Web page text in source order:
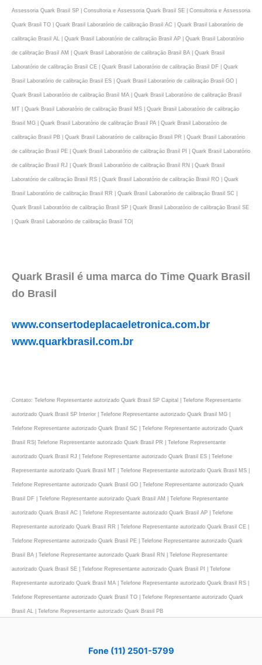
Assessoria Quark Brasil SP | Consultoria e Assessoria Quark Brasil SE | Consultoria e Assessoria
Quark Brasil TO | Quark Brasil Laboratório de calibraçāo Brasil AC | Quark Brasil Laboratório de
calibraçāo Brasil AL | Quark Brasil Laboratório de calibraçāo Brasil AP | Quark Brasil Laboratório
de calibraçāo Brasil AM | Quark Brasil Laboratório de calibraçāo Brasil BA | Quark Brasil
Laboratório de calibraçāo Brasil CE | Quark Brasil Laboratório de calibraçāo Brasil DF | Quark
Brasil Laboratório de calibraçāo Brasil ES | Quark Brasil Laboratório de calibraçāo Brasil GO |
Quark Brasil Laboratório de calibraçāo Brasil MA | Quark Brasil Laboratório de calibraçāo Brasil
MT | Quark Brasil Laboratório de calibraçāo Brasil MS | Quark Brasil Laboratório de calibraçāo
Brasil MG | Quark Brasil Laboratório de calibraçāo Brasil PA | Quark Brasil Laboratório de
calibraçāo Brasil PB | Quark Brasil Laboratório de calibraçāo Brasil PR | Quark Brasil Laboratório
de calibraçāo Brasil PE | Quark Brasil Laboratório de calibraçāo Brasil PI | Quark Brasil Laboratório
de calibraçāo Brasil RJ | Quark Brasil Laboratório de calibraçāo Brasil RN | Quark Brasil
Laboratório de calibraçāo Brasil RS | Quark Brasil Laboratório de calibraçāo Brasil RO | Quark
Brasil Laboratório de calibraçāo Brasil RR | Quark Brasil Laboratório de calibraçāo Brasil SC |
Quark Brasil Laboratório de calibraçāo Brasil SP | Quark Brasil Laboratório de calibraçāo Brasil SE
| Quark Brasil Laboratório de calibraçāo Brasil TO|
Quark Brasil é uma marca do Time Quark Brasil
do Brasil
www.consertodeplacaeletronica.com.br
www.quarkbrasil.com.br
Contato: Telefone Representante autorizado Quark Brasil SP Capital | Telefone Representante
autorizado Quark Brasil SP Interior | Telefone Representante autorizado Quark Brasil MG |
Telefone Representante autorizado Quark Brasil SC | Telefone Representante autorizado Quark
Brasil RS| Telefone Representante autorizado Quark Brasil PR | Telefone Representante
autorizado Quark Brasil RJ | Telefone Representante autorizado Quark Brasil ES | Telefone
Representante autorizado Quark Brasil MT | Telefone Representante autorizado Quark Brasil MS |
Telefone Representante autorizado Quark Brasil GO | Telefone Representante autorizado Quark
Brasil DF | Telefone Representante autorizado Quark Brasil AM | Telefone Representante
autorizado Quark Brasil AC | Telefone Representante autorizado Quark Brasil AP | Telefone
Representante autorizado Quark Brasil RR | Telefone Representante autorizado Quark Brasil CE |
Telefone Representante autorizado Quark Brasil PE | Telefone Representante autorizado Quark
Brasil BA | Telefone Representante autorizado Quark Brasil RN | Telefone Representante
autorizado Quark Brasil SE | Telefone Representante autorizado Quark Brasil PI | Telefone
Representante autorizado Quark Brasil MA | Telefone Representante autorizado Quark Brasil RS |
Telefone Representante autorizado Quark Brasil TO | Telefone Representante autorizado Quark
Brasil AL | Telefone Representante autorizado Quark Brasil PB
Fone (11) 2501-5799